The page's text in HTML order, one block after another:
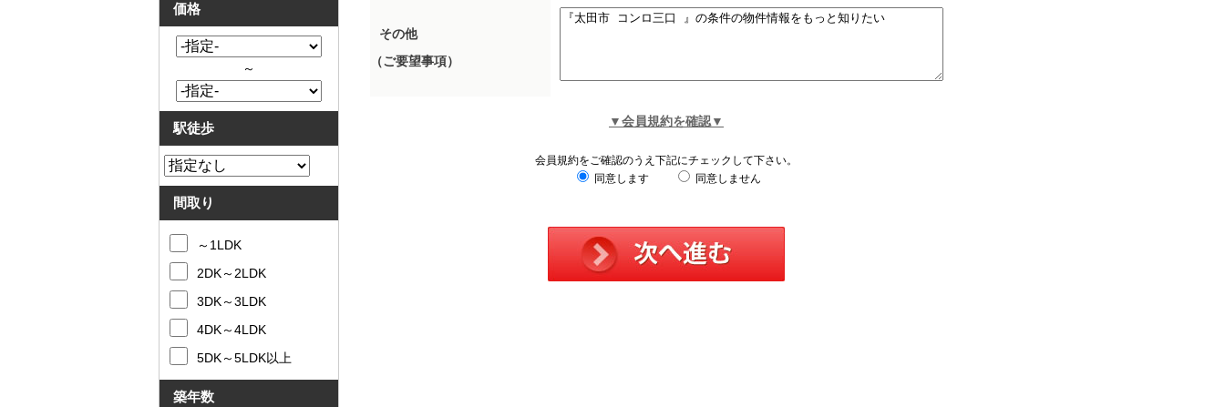
その他
（ご要望事項）
▼会員規約を確認▼
会員規約をご確認のうえ下記にチェックして下さい。
同意します
同意しません
価格
～
駅徒歩
間取り
～1LDK
2DK～2LDK
3DK～3LDK
4DK～4LDK
5DK～5LDK以上
築年数